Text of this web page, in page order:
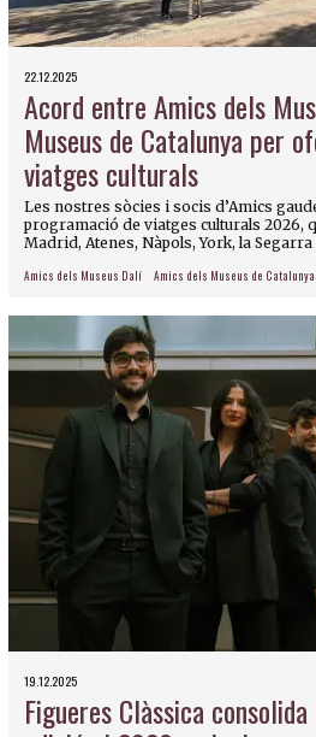
22.12.2025
Acord entre Amics dels
Museus de Catalunya per
viatges culturals
Les nostres sòcies i socis d’Amics
programació de viatges culturals 2026,
Madrid, Atenes, Nàpols, York, la
Amics dels Museus Dalí Amics dels Museus de Catalunya
19.12.2025
Figueres Clàssica